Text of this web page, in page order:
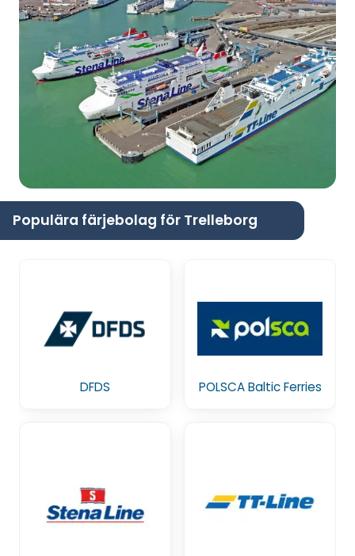
Populära färjebolag för Trelleborg
DFDS POLSCA Baltic Ferries